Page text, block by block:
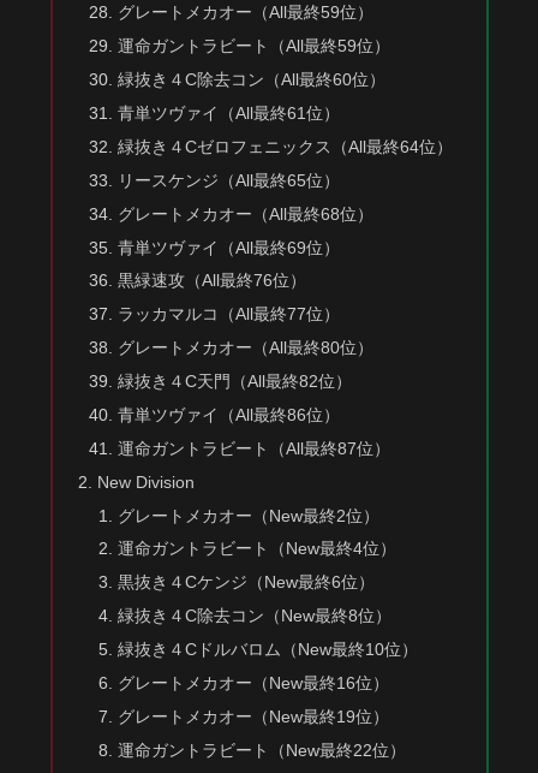
グレートメカオー（All最終59位）
運命ガントラビート（All最終59位）
緑抜き４C除去コン（All最終60位）
青単ツヴァイ（All最終61位）
緑抜き４Cゼロフェニックス（All最終64位）
リースケンジ（All最終65位）
グレートメカオー（All最終68位）
青単ツヴァイ（All最終69位）
黒緑速攻（All最終76位）
ラッカマルコ（All最終77位）
グレートメカオー（All最終80位）
緑抜き４C天門（All最終82位）
青単ツヴァイ（All最終86位）
運命ガントラビート（All最終87位）
New Division
グレートメカオー（New最終2位）
運命ガントラビート（New最終4位）
黒抜き４Cケンジ（New最終6位）
緑抜き４C除去コン（New最終8位）
緑抜き４Cドルバロム（New最終10位）
グレートメカオー（New最終16位）
グレートメカオー（New最終19位）
運命ガントラビート（New最終22位）